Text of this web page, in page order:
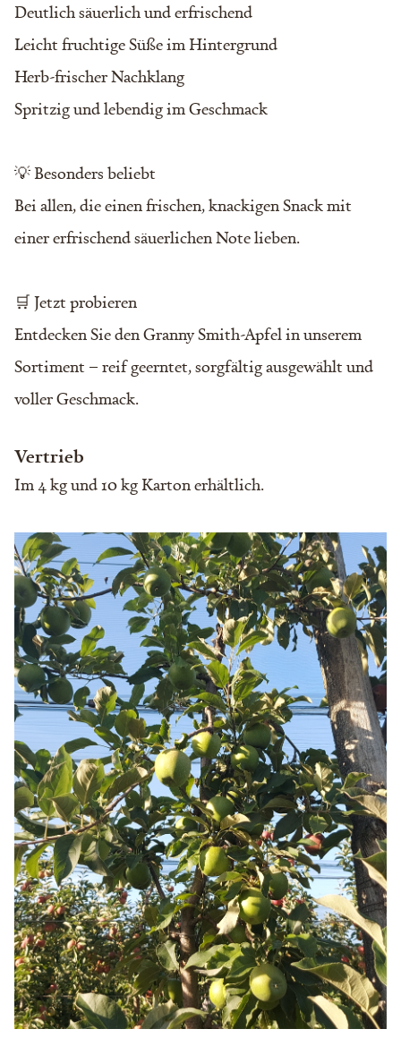
Deutlich säuerlich und erfrischend
Leicht fruchtige Süße im Hintergrund
Herb-frischer Nachklang
Spritzig und lebendig im Geschmack
💡 Besonders beliebt
Bei allen, die einen frischen, knackigen Snack mit
einer erfrischend säuerlichen Note lieben.
🛒 Jetzt probieren
Entdecken Sie den Granny Smith-Apfel in unserem
Sortiment – reif geerntet, sorgfältig ausgewählt und
voller Geschmack.
Vertrieb
Im 4 kg und 10 kg Karton erhältlich.